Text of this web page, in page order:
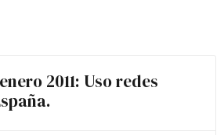
2011: Uso redes